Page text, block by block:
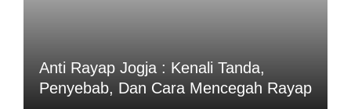
Anti Rayap Jogja : Kenali Tanda,
Penyebab, Dan Cara Mencegah Rayap